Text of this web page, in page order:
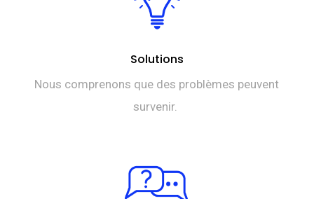
Solutions
Nous comprenons que des problèmes peuvent
survenir.